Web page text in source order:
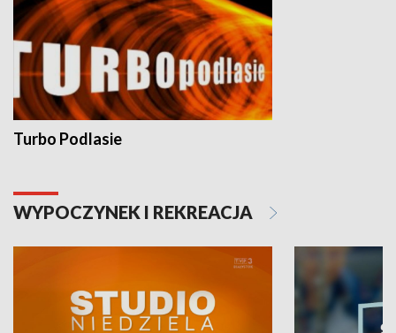
Turbo Podlasie
WYPOCZYNEK I REKREACJA